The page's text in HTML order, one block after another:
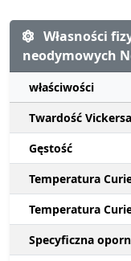
Własności
neodymowych
właściwości
Twardość Vickersa
Gęstość
Temperatura
Temperatura
Specyficzna